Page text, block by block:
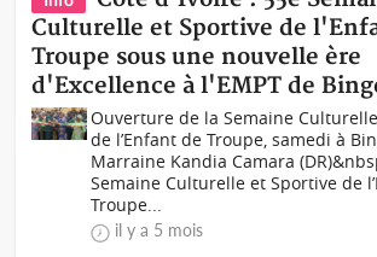
Culturelle et Sportive de
Troupe sous une nouvelle ère
d'Excellence à l'EMPT de
Ouverture de la Semaine
de l’Enfant de Troupe, samedi à
Marraine Kandia Camara
Semaine Culturelle et Sportive de
Troupe...
il y a 5 mois